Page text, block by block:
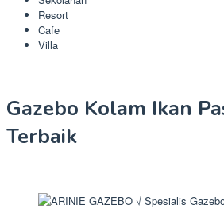
Resort
Cafe
Villa
Gazebo Kolam Ikan
Terbaik